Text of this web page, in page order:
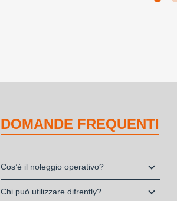
DOMANDE FREQUENTI
Cos’è il noleggio operativo?
Il noleggio, o locazione operativa, è una
Chi può utilizzare difrently?